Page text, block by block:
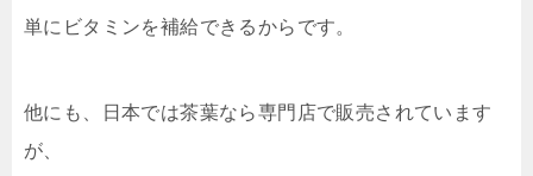
単にビタミンを補給できるからです。
他にも、日本では茶葉なら専門店で販売されています
が、